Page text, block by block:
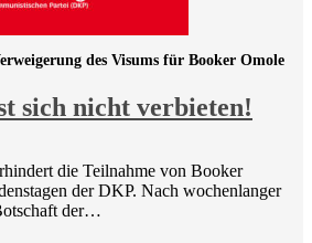
sich nicht verbieten!
des Visums für Booker Omole
die Teilnahme von Booker
der DKP. Nach wochenlanger
der…